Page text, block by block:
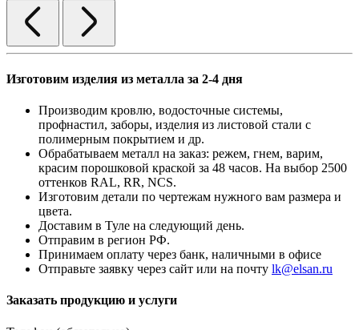
Изготовим изделия из металла за 2-4 дня
Производим кровлю, водосточные системы,
профнастил, заборы, изделия из листовой стали с
полимерным покрытием и др.
Обрабатываем металл на заказ: режем, гнем, варим,
красим порошковой краской за 48 часов. На выбор 2500
оттенков RAL, RR, NCS.
Изготовим детали по чертежам нужного вам размера и
цвета.
Доставим в Туле на следующий день.
Отправим в регион РФ.
Принимаем оплату через банк, наличными в офисе
Отправьте заявку через сайт или на почту lk@elsan.ru
Заказать продукцию и услуги